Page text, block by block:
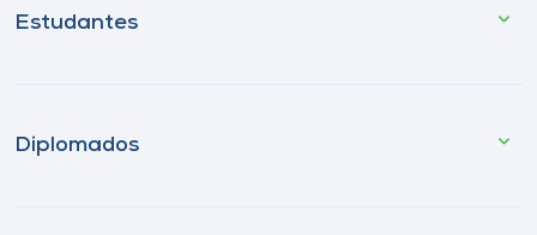
Estudantes
Diplomados